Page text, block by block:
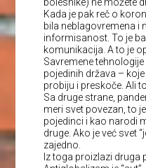
Kada je pak reč o
bila neblagovremena i
informisanost. To je
komunikacija. A to je
Savremene
pojedinih država –
probiju i preskoče. Ali
Sa druge strane,
meri svet povezan, to
pojedinci i kao narodi
druge. Ako je već svet
zajedno.
Iz toga proizlazi druga